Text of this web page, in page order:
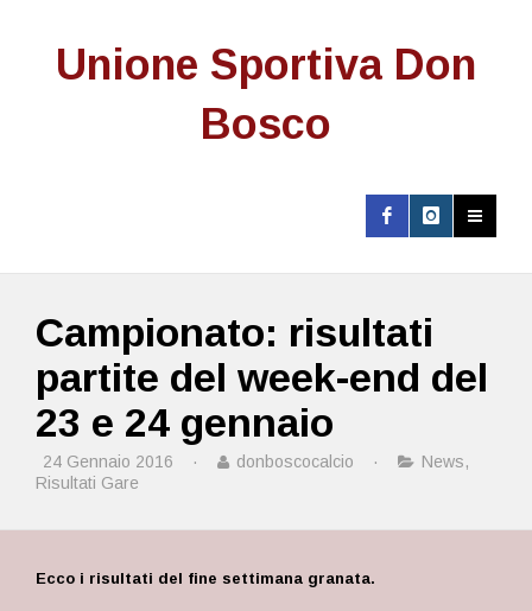
Unione Sportiva Don
Bosco
Campionato: risultati
partite del week-end del
23 e 24 gennaio
24 Gennaio 2016 · donboscocalcio · News,
Risultati Gare
Ecco i risultati del fine settimana granata.